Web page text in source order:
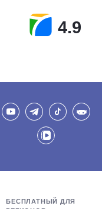
4.9
БЕСПЛАТНЫЙ ДЛЯ